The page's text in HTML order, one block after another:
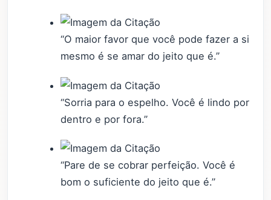
“O maior favor que você pode fazer a si
mesmo é se amar do jeito que é.”
“Sorria para o espelho. Você é lindo por
dentro e por fora.”
“Pare de se cobrar perfeição. Você é
bom o suficiente do jeito que é.”